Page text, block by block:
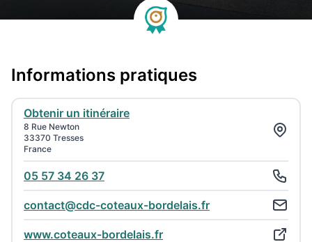
Informations pratiques
Obtenir un itinéraire
8 Rue Newton
33370 Tresses
France
05 57 34 26 37
contact@cdc-coteaux-bordelais.fr
www.coteaux-bordelais.fr